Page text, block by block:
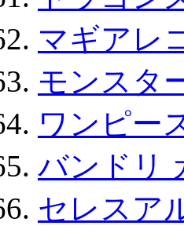
マギアレ
モンスタ
ワンピー
バンドリ
セレスア